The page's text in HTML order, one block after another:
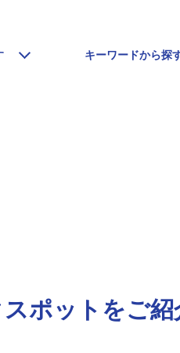
キーワードから探
ポットをご紹